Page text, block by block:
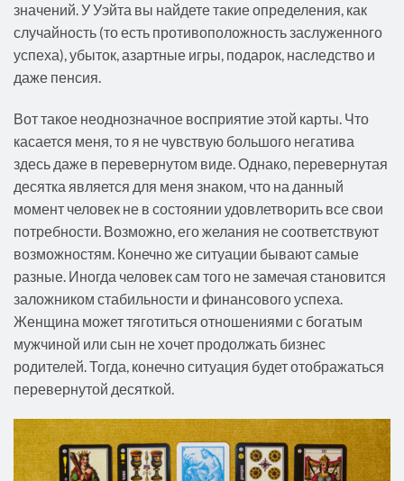
значений. У Уэйта вы найдете такие определения, как
случайность (то есть противоположность заслуженного
успеха), убыток, азартные игры, подарок, наследство и
даже пенсия.
Вот такое неоднозначное восприятие этой карты. Что
касается меня, то я не чувствую большого негатива
здесь даже в перевернутом виде. Однако, перевернутая
десятка является для меня знаком, что на данный
момент человек не в состоянии удовлетворить все свои
потребности. Возможно, его желания не соответствуют
возможностям. Конечно же ситуации бывают самые
разные. Иногда человек сам того не замечая становится
заложником стабильности и финансового успеха.
Женщина может тяготиться отношениями с богатым
мужчиной или сын не хочет продолжать бизнес
родителей. Тогда, конечно ситуация будет отображаться
перевернутой десяткой.